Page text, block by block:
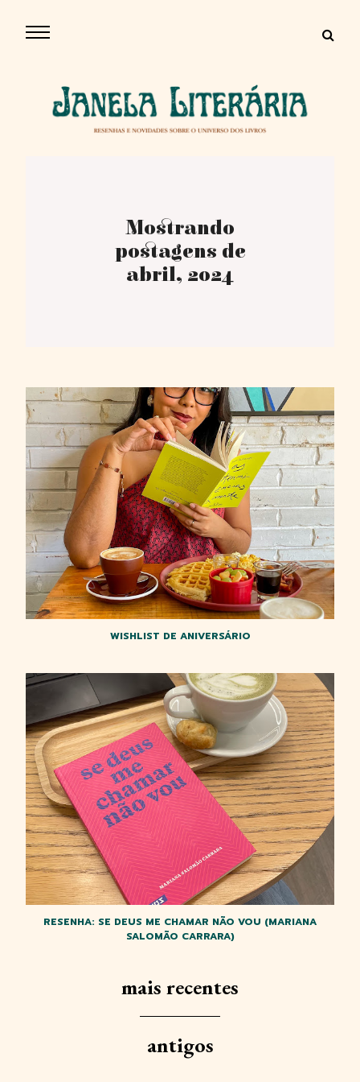
Mostrando
postagens de
abril, 2024
WISHLIST DE ANIVERSÁRIO
RESENHA: SE DEUS ME CHAMAR NÃO VOU (MARIANA
SALOMÃO CARRARA)
mais recentes
antigos